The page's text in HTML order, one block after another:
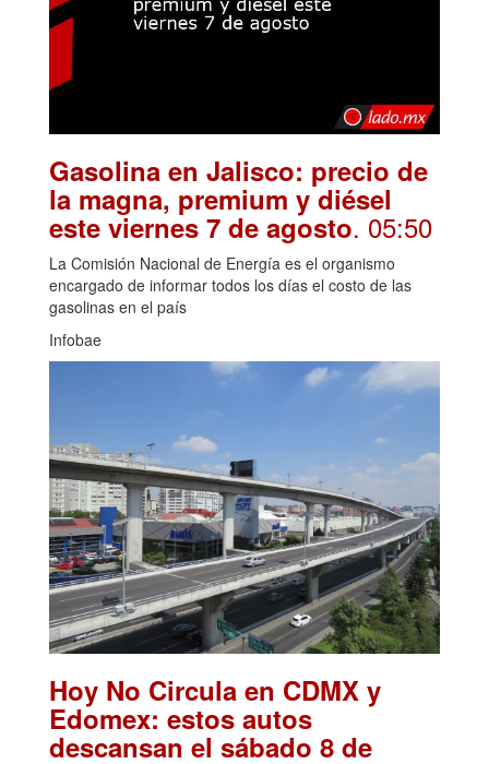
Gasolina en Jalisco: precio de
la magna, premium y diésel
este viernes 7 de agosto. 05:50
La Comisión Nacional de Energía es el organismo
encargado de informar todos los días el costo de las
gasolinas en el país
Infobae
Hoy No Circula en CDMX y
Edomex: estos autos
descansan el sábado 8 de